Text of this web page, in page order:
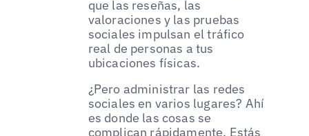
que las reseñas, las
valoraciones y las pruebas
sociales impulsan el tráfico
real de personas a tus
ubicaciones físicas.
¿Pero administrar las redes
sociales en varios lugares? Ahí
es donde las cosas se
complican rápidamente. Estás